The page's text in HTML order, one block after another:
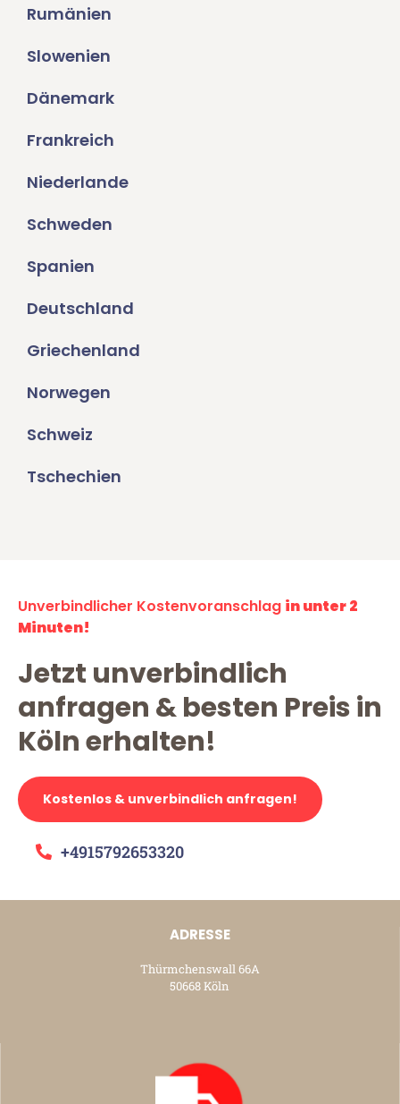
Rumänien
Slowenien
Dänemark
Frankreich
Niederlande
Schweden
Spanien
Deutschland
Griechenland
Norwegen
Schweiz
Tschechien
Unverbindlicher Kostenvoranschlag in unter 2
Minuten!
Jetzt unverbindlich
anfragen & besten Preis in
Köln erhalten!
Kostenlos & unverbindlich anfragen!
+4915792653320
ADRESSE
Thürmchenswall 66A
50668 Köln